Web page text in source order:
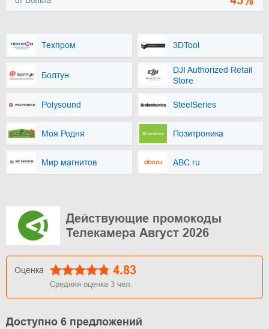
Техпром 3DTool
Болтун
DJI Authorized Retail
Store
Polysound SteelSeries
Моя Родня Позитроника
Мир магнитов ABC.ru
Действующие промокоды
Телекамера Август 2026
Оценка 4.83
Средняя оценка 3 чел.
Доступно 6 предложений